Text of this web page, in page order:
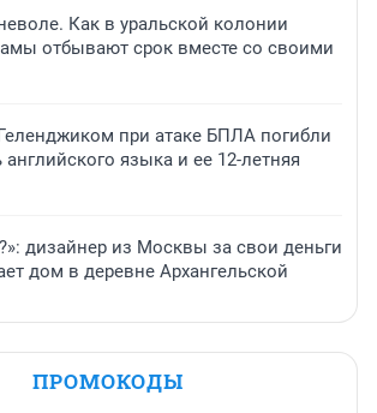
Как в уральской колонии
отбывают срок вместе со своими
при атаке БПЛА погибли
английского языка и ее 12-летняя
дизайнер из Москвы за свои деньги
дом в деревне Архангельской
ПРОМОКОДЫ